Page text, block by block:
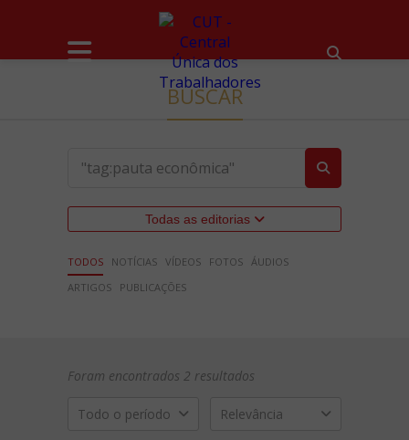
BUSCAR
Todas as editorias
TODOS NOTÍCIAS VÍDEOS FOTOS ÁUDIOS
ARTIGOS
PUBLICAÇÕES
Foram encontrados 2 resultados
Todo o período Relevância